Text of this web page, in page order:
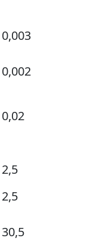
0,003
0,002
0,02
2,5
2,5
30,5